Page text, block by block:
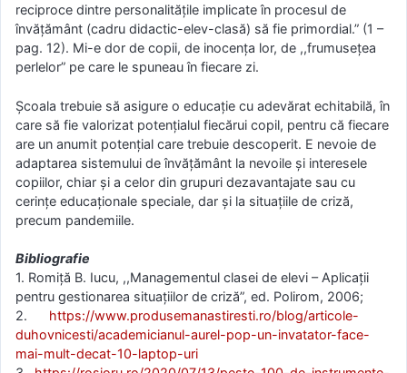
reciproce dintre personalitățile implicate în procesul de
învățământ (cadru didactic-elev-clasă) să fie primordial.” (1 –
pag. 12). Mi-e dor de copii, de inocența lor, de ,,frumusețea
perlelor” pe care le spuneau în fiecare zi.
Școala trebuie să asigure o educaţie cu adevărat echitabilă, în
care să fie valorizat potenţialul fiecărui copil, pentru că fiecare
are un anumit potenţial care trebuie descoperit. E nevoie de
adaptarea sistemului de învățământ la nevoile şi interesele
copiilor, chiar și a celor din grupuri dezavantajate sau cu
cerinţe educaţionale speciale, dar și la situațiile de criză,
precum pandemiile.
Bibliografie
1. Romiță B. Iucu, ,,Managementul clasei de elevi – Aplicații
pentru gestionarea situațiilor de criză”, ed. Polirom, 2006;
2. https://www.produsemanastiresti.ro/blog/articole-
duhovnicesti/academicianul-aurel-pop-un-invatator-face-
mai-mult-decat-10-laptop-uri